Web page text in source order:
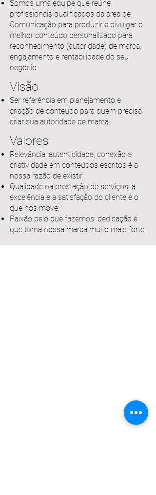
Somos uma equipe que reúne
profissionais qualificados da área de
Comunicação para produzir e divulgar o
melhor conteúdo personalizado para
reconhecimento (autoridade) de marca,
engajamento e rentabilidade do seu
negócio.
Visão
Ser referência em planejamento e
criação de conteúdo para quem precisa
criar sua autoridade de marca.
Valores
Relevância, autenticidade, conexão e
criatividade em conteúdos escritos é a
nossa razão de existir;
Qualidade na prestação de serviços: a
excelência e a satisfação do cliente é o
que nos move;
Paixão pelo que fazemos: dedicação é
que torna nossa marca muito mais forte!